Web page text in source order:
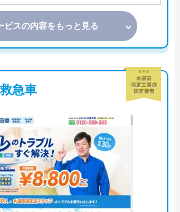
ビスの内容をもっと見る
急車